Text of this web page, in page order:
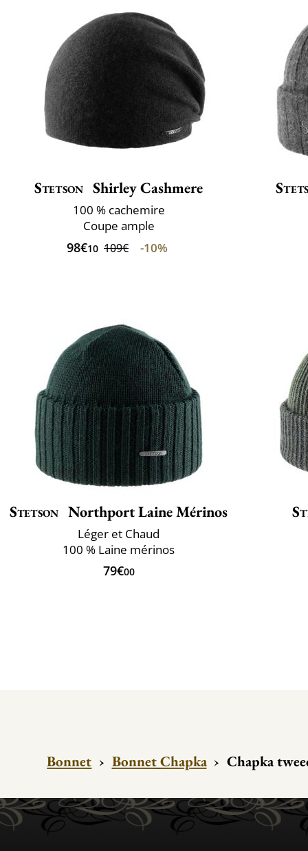
Stetson Shirley Cashmere
100 % cachemire
Coupe ample
98€10 109€ -10%
Stetson Northport Laine Mérinos
Léger et Chaud
100 % Laine mérinos
79€00
Bonnet › Bonnet Chapka › Chapka